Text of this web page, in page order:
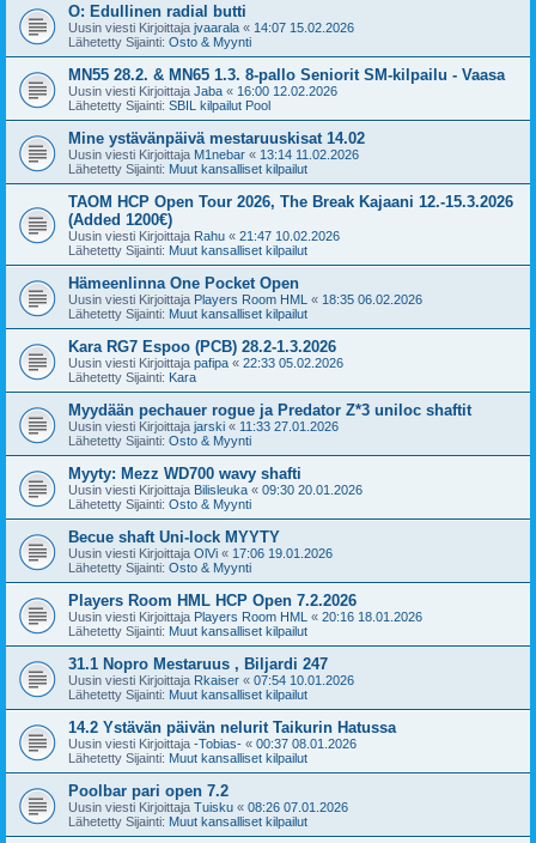
O: Edullinen radial butti
Uusin viesti Kirjoittaja jvaarala « 14:07 15.02.2026
Lähetetty Sijainti: Osto & Myynti
MN55 28.2. & MN65 1.3. 8-pallo Seniorit SM-kilpailu - Vaasa
Uusin viesti Kirjoittaja Jaba « 16:00 12.02.2026
Lähetetty Sijainti: SBIL kilpailut Pool
Mine ystävänpäivä mestaruuskisat 14.02
Uusin viesti Kirjoittaja M1nebar « 13:14 11.02.2026
Lähetetty Sijainti: Muut kansalliset kilpailut
TAOM HCP Open Tour 2026, The Break Kajaani 12.-15.3.2026
(Added 1200€)
Uusin viesti Kirjoittaja Rahu « 21:47 10.02.2026
Lähetetty Sijainti: Muut kansalliset kilpailut
Hämeenlinna One Pocket Open
Uusin viesti Kirjoittaja Players Room HML « 18:35 06.02.2026
Lähetetty Sijainti: Muut kansalliset kilpailut
Kara RG7 Espoo (PCB) 28.2-1.3.2026
Uusin viesti Kirjoittaja pafipa « 22:33 05.02.2026
Lähetetty Sijainti: Kara
Myydään pechauer rogue ja Predator Z*3 uniloc shaftit
Uusin viesti Kirjoittaja jarski « 11:33 27.01.2026
Lähetetty Sijainti: Osto & Myynti
Myyty: Mezz WD700 wavy shafti
Uusin viesti Kirjoittaja Bilisleuka « 09:30 20.01.2026
Lähetetty Sijainti: Osto & Myynti
Becue shaft Uni-lock MYYTY
Uusin viesti Kirjoittaja OlVi « 17:06 19.01.2026
Lähetetty Sijainti: Osto & Myynti
Players Room HML HCP Open 7.2.2026
Uusin viesti Kirjoittaja Players Room HML « 20:16 18.01.2026
Lähetetty Sijainti: Muut kansalliset kilpailut
31.1 Nopro Mestaruus , Biljardi 247
Uusin viesti Kirjoittaja Rkaiser « 07:54 10.01.2026
Lähetetty Sijainti: Muut kansalliset kilpailut
14.2 Ystävän päivän nelurit Taikurin Hatussa
Uusin viesti Kirjoittaja -Tobias- « 00:37 08.01.2026
Lähetetty Sijainti: Muut kansalliset kilpailut
Poolbar pari open 7.2
Uusin viesti Kirjoittaja Tuisku « 08:26 07.01.2026
Lähetetty Sijainti: Muut kansalliset kilpailut